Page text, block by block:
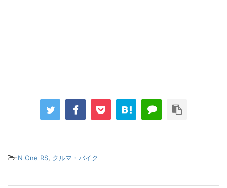
-N One RS, クルマ・バイク